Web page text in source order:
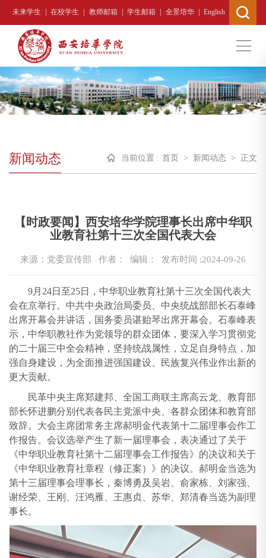
未来学生 | 在校学生 | 教师邮箱 | 学生邮箱 | 全景培华 | English
新闻动态 当前位置 : 首页 > 新闻动态 > 正文
【时政要闻】西安培华学院理事长出席中华职
业教育社第十三次全国代表大会
来源：党委宣传部 作者： 编辑： 发布时间 :2024-09-26
9月24日至25日，中华职业教育社第十三次全国代表大
会在京举行。中共中央政治局委员、中央统战部部长石泰峰
出席开幕会并讲话，国务委员谌贻琴出席开幕会。石泰峰表
示，中华职教社作为党领导的群众团体，要深入学习贯彻党
的二十届三中全会精神，坚持统战属性，立足自身特点，加
强自身建设，为全面推进强国建设、民族复兴伟业作出新的
更大贡献。
民革中央主席郑建邦、全国工商联主席高云龙、教育部
部长怀进鹏分别代表各民主党派中央、各群众团体和教育部
致辞。大会主席团常务主席郝明金代表第十二届理事会作工
作报告。会议选举产生了新一届理事会，表决通过了关于
《中华职业教育社第十二届理事会工作报告》的决议和关于
《中华职业教育社章程（修正案）》的决议。郝明金当选为
第十三届理事会理事长，秦博勇及吴岩、俞家栋、刘家强、
谢经荣、王刚、汪鸿雁、王惠贞、苏华、郑清春当选为副理
事长。